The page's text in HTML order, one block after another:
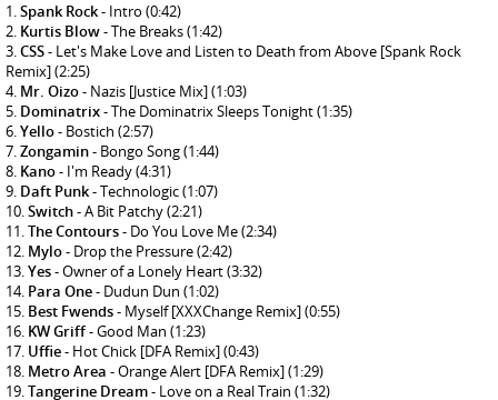
Spank Rock- Intro (0:42)
Kurtis Blow- The Breaks(1:42)
CSS- Let's Make Love and Listen to Death from Above [Spank Rock
Remix](2:25)
Mr. Oizo- Nazis [Justice Mix](1:03)
Dominatrix- The Dominatrix Sleeps Tonight(1:35)
Yello- Bostich (2:57)
Zongamin- Bongo Song(1:44)
Kano- I'm Ready(4:31)
Daft Punk- Technologic(1:07)
Switch- A Bit Patchy(2:21)
The Contours- Do You Love Me(2:34)
Mylo- Drop the Pressure(2:42)
Yes- Owner of a Lonely Heart(3:32)
Para One- Dudun Dun (1:02)
Best Fwends- Myself [XXXChange Remix](0:55)
KW Griff- Good Man (1:23)
Uffie- Hot Chick [DFA Remix](0:43)
Metro Area - Orange Alert [DFA Remix](1:29)
Tangerine Dream- Love on a Real Train (1:32)